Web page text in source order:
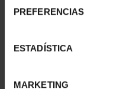
PREFERENCIAS
ESTADÍSTICA
MARKETING
€16.94